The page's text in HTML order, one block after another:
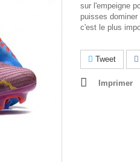
sur l'empeigne
puisses
c'est le plus
Tweet
Imprimer